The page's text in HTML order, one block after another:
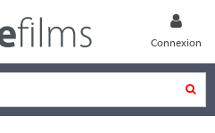
Connexion